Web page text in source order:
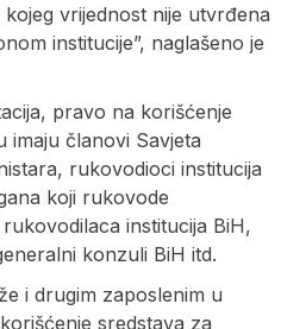
vrijednost nije utvrđena
institucije”, naglašeno je
pravo na korišćenje
imaju članovi Savjeta
rukovodioci institucija
koji rukovode
institucija BiH,
konzuli BiH itd.
i drugim zaposlenim u
sredstava za